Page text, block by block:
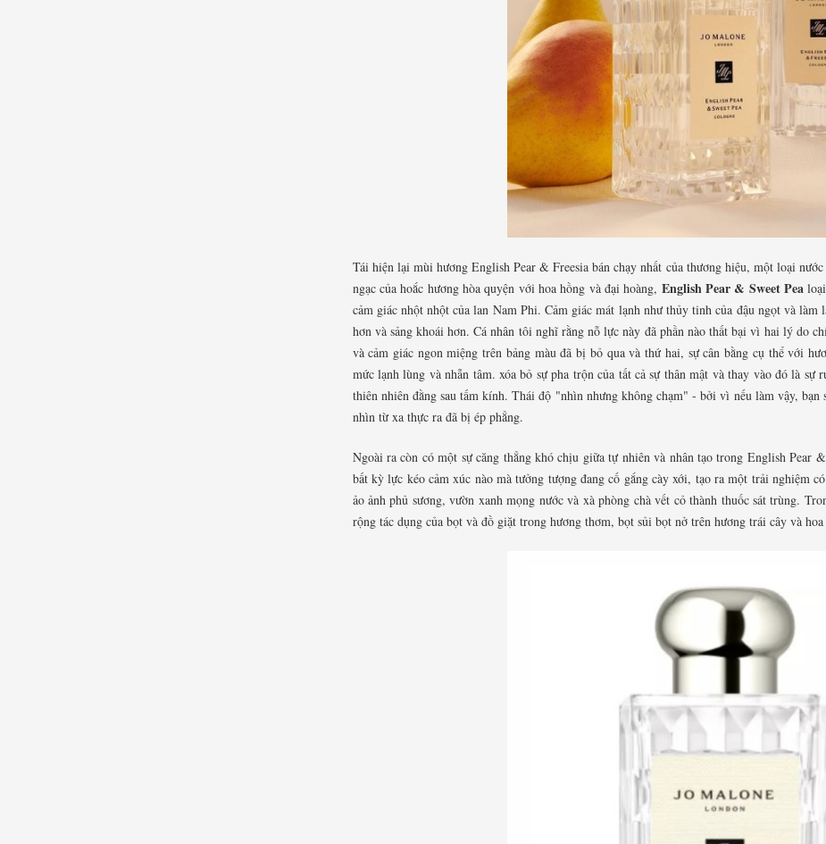
Tái hiện lại mùi hương English Pear & Freesia bán chạy nhất của thương hiệu, một loại
ngạc của hoắc hương hòa quyện với hoa hồng và đại hoàng, English Pear & Sweet Pea
cảm giác nhột nhột của lan Nam Phi. Cảm giác mát lạnh như thủy tinh của đậu ngọt và
hơn và sảng khoái hơn. Cá nhân tôi nghĩ rằng nỗ lực này đã phần nào thất bại vì hai lý do
và cảm giác ngon miệng trên bảng màu đã bị bỏ qua và thứ hai, sự cân bằng cụ thể với
mức lạnh lùng và nhẫn tâm. xóa bỏ sự pha trộn của tất cả sự thân mật và thay vào đó là
thiên nhiên đằng sau tấm kính. Thái độ "nhìn nhưng không chạm" - bởi vì nếu làm vậy, bạn
nhìn từ xa thực ra đã bị ép phẳng.
Ngoài ra còn có một sự căng thẳng khó chịu giữa tự nhiên và nhân tạo trong English Pear
bất kỳ lực kéo cảm xúc nào mà tưởng tượng đang cố gắng cày xới, tạo ra một trải nghiệm
ảo ảnh phủ sương, vườn xanh mọng nước và xà phòng chà vết cỏ thành thuốc sát trùng.
rộng tác dụng của bọt và đồ giặt trong hương thơm, bọt sủi bọt nở trên hương trái cây và